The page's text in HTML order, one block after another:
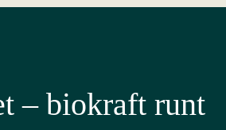
– biokraft runt